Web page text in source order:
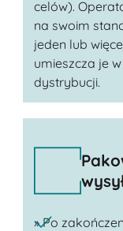
celów).
na swoim
jeden lub
umieszcza je
dystrybucji.
» Po